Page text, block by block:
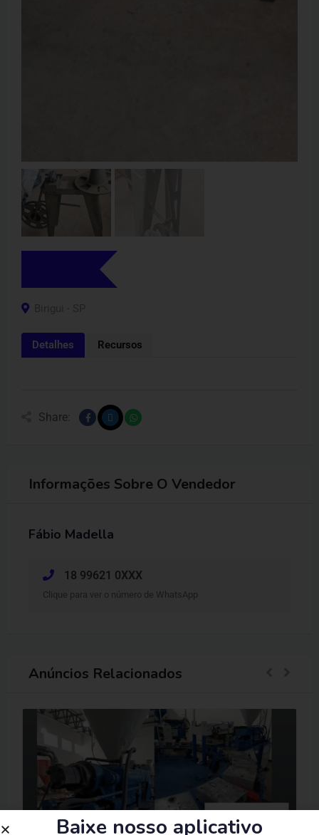
Detalhes Recursos
Share:
Informações Sobre O Vendedor
Fábio Madella
18 99621 0XXX
Clique para ver o número de WhatsApp
Anúncios Relacionados
Baixe nosso aplicativo